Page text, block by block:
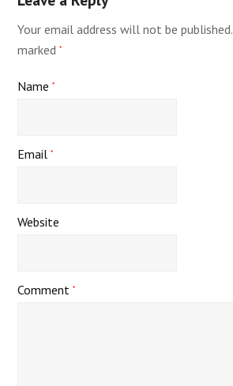
Your email address will not be published.
marked*
Name*
Email*
Website
Comment*